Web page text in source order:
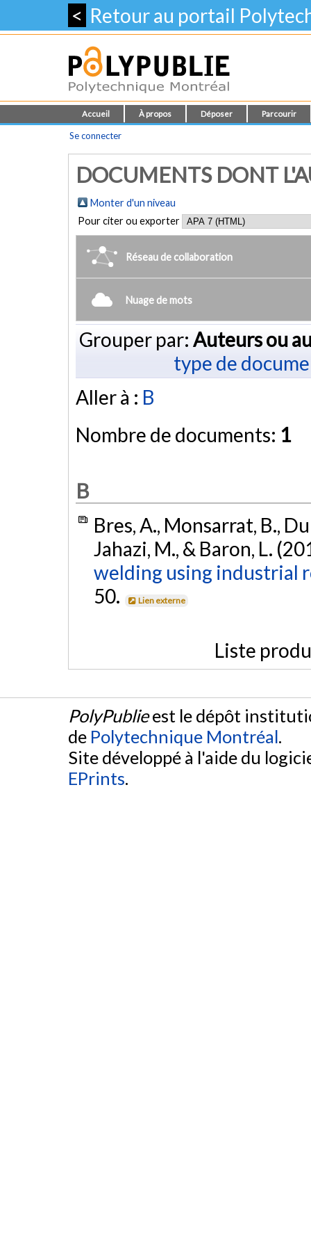
< Retour au portail
Accueil À propos Déposer Parcourir
Se connecter
DOCUMENTS DONT
Monter d'un niveau
Pour citer ou exporter
Réseau de collaboration
Nuage de mots
Grouper par: Auteurs ou
type de
Aller à : B
Nombre de documents: 1
B
Bres, A., Monsarrat, B.,
Jahazi, M., & Baron, L.
welding using industrial
50.
Lien externe
Liste
PolyPublieest le dépôt
de Polytechnique Montréal.
Site développé à l'aide du
EPrints.